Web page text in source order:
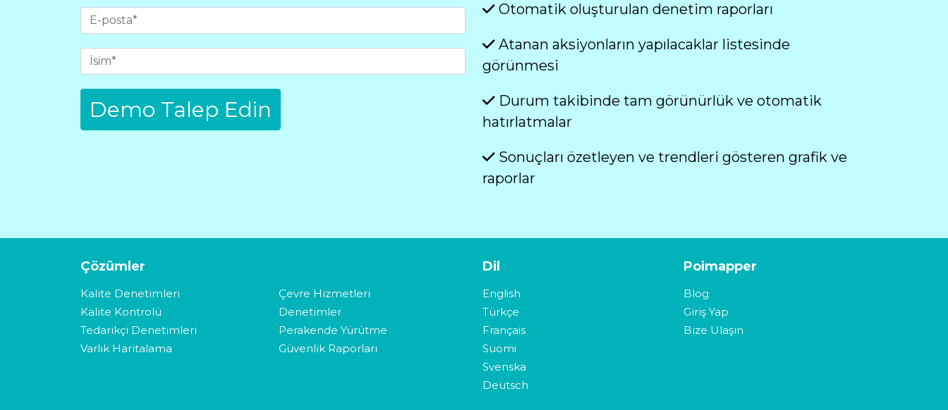
Otomatik oluşturulan denetim raporları
Atanan aksiyonların yapılacaklar listesinde
görünmesi
Durum takibinde tam görünürlük ve otomatik
hatırlatmalar
Sonuçları özetleyen ve trendleri gösteren grafik ve
raporlar
Çözümler
Kalite Denetimleri
Kalite Kontrolü
Tedarikçi Denetimleri
Varlık Haritalama
Çevre Hizmetleri
Denetimler
Perakende Yürütme
Güvenlik Raporları
Dil
English
Türkçe
Français
Suomi
Svenska
Deutsch
Poimapper
Blog
Giriş Yap
Bize Ulaşın